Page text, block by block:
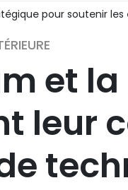
pour soutenir
et
leur